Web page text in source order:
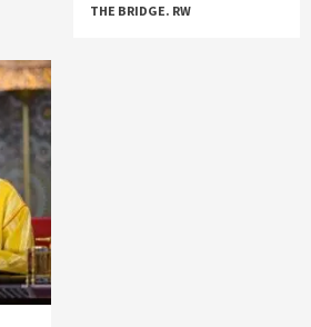
THE BRIDGE. RW